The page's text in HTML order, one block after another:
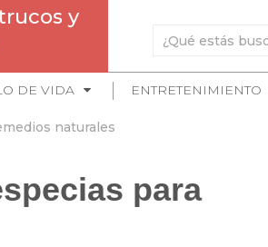
y
DE VIDA ENTRETENIMIENTO
naturales
para